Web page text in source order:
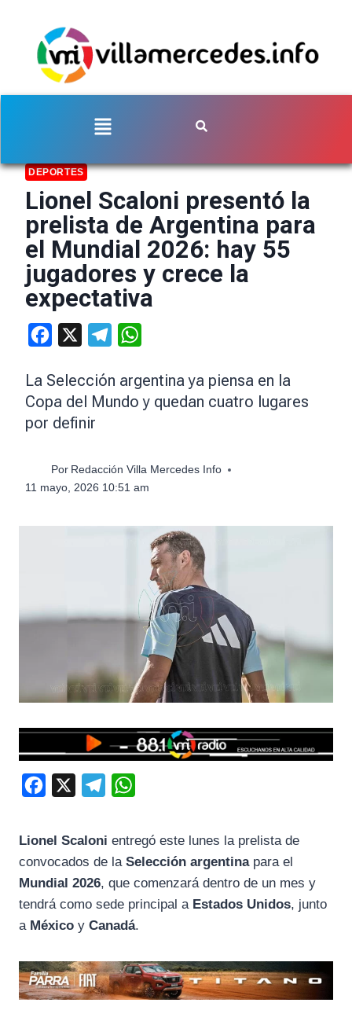
DEPORTES
Lionel Scaloni presentó la
prelista de Argentina para
el Mundial 2026: hay 55
jugadores y crece la
expectativa
Facebook Telegram
La Selección argentina ya piensa en la
Copa del Mundo y quedan cuatro lugares
por definir
Por Redacción Villa Mercedes Info
11 mayo, 2026 10:51 am
b
o
o
g
r
a
s
A
p
Lionel Scaloni entregó este lunes la prelista de
convocados de la Selección argentinapara el
Mundial 2026, que comenzará dentro de un mes y
tendrá como sede principal a Estados Unidos, junto
a México y Canadá.